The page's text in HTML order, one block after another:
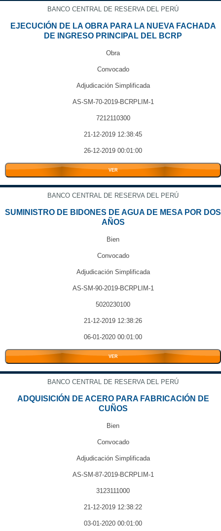
BANCO CENTRAL DE RESERVA DEL PERÚ
EJECUCIÓN DE LA OBRA PARA LA NUEVA FACHADA
DE INGRESO PRINCIPAL DEL BCRP
Obra
Convocado
Adjudicación Simplificada
AS-SM-70-2019-BCRPLIM-1
7212110300
21-12-2019 12:38:45
26-12-2019 00:01:00
VER
BANCO CENTRAL DE RESERVA DEL PERÚ
SUMINISTRO DE BIDONES DE AGUA DE MESA POR DOS
AÑOS
Bien
Convocado
Adjudicación Simplificada
AS-SM-90-2019-BCRPLIM-1
5020230100
21-12-2019 12:38:26
06-01-2020 00:01:00
VER
BANCO CENTRAL DE RESERVA DEL PERÚ
ADQUISICIÓN DE ACERO PARA FABRICACIÓN DE
CUÑOS
Bien
Convocado
Adjudicación Simplificada
AS-SM-87-2019-BCRPLIM-1
3123111000
21-12-2019 12:38:22
03-01-2020 00:01:00